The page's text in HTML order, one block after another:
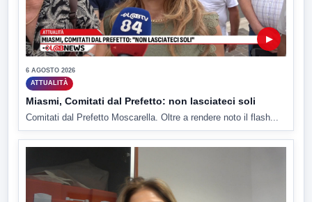
▶
6 AGOSTO 2026
ATTUALITÀ
Miasmi, Comitati dal Prefetto: non lasciateci soli
Comitati dal Prefetto Moscarella. Oltre a rendere noto il flash...